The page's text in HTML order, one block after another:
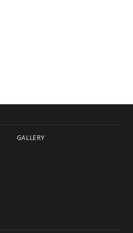
GALLERY